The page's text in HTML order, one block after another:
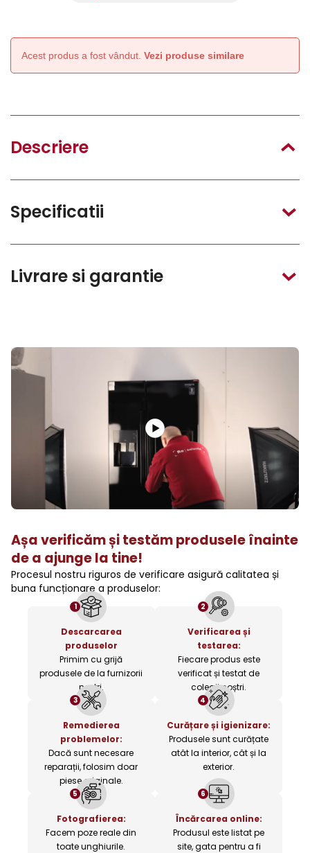
Acest produs a fost vândut. Vezi produse similare
Descriere
Specificatii
Livrare si garantie
Așa verificăm și testăm produsele înainte
de a ajunge la tine!
Procesul nostru riguros de verificare asigură calitatea și
buna funcționare a produselor:
1
Descarcarea
produselor
Primim cu grijă
produsele de la furnizorii
noștri.
2
Verificarea și
testarea:
Fiecare produs este
verificat și testat de
colegii noștri.
3
Remedierea
problemelor:
Dacă sunt necesare
reparații, folosim doar
piese originale.
4
Curățare și igienizare:
Produsele sunt curățate
atât la interior, cât și la
exterior.
5
Fotografierea:
Facem poze reale din
toate unghiurile.
6
Încărcarea online:
Produsul este listat pe
site, gata pentru a fi